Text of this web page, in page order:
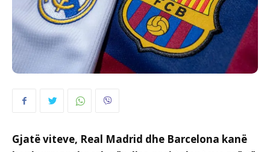
Gjatë viteve, Real Madrid dhe Barcelona kanë